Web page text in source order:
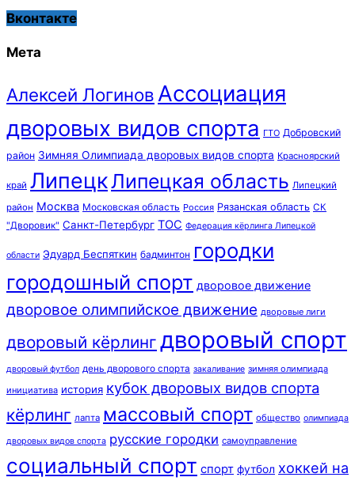
Вконтакте
Мета
Алексей Логинов Ассоциация
дворовых видов спорта ГТО Добровский
район Зимняя Олимпиада дворовых видов спорта Красноярский
край ЛипецкЛипецкая область Липецкий
район Москва Московская область Россия Рязанская область СК
"Дворовик" Санкт-Петербург ТОС Федерация кёрлинга Липецкой
области Эдуард Беспяткин бадминтон городки
городошный спорт дворовое движение
дворовое олимпийское движение дворовые лиги
дворовый кёрлинг дворовый спорт
дворовый футбол день дворового спорта закаливание зимняя олимпиада
инициатива история кубок дворовых видов спорта
кёрлинг лапта массовый спорт общество олимпиада
дворовых видов спорта русские городки самоуправление
социальный спорт спорт футбол хоккей на